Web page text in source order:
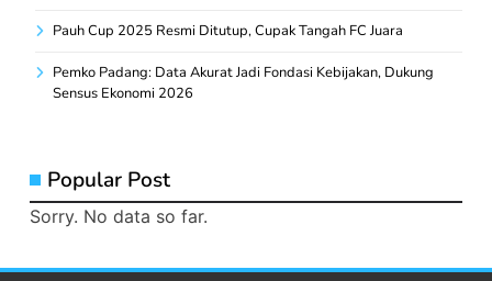
Pauh Cup 2025 Resmi Ditutup, Cupak Tangah FC Juara
Pemko Padang: Data Akurat Jadi Fondasi Kebijakan, Dukung
Sensus Ekonomi 2026
Popular Post
Sorry. No data so far.